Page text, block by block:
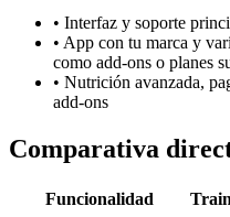
• Interfaz y soporte
• App con tu marca y
como add-ons o planes
• Nutrición avanzada,
add-ons
Comparativa
Funcionalidad